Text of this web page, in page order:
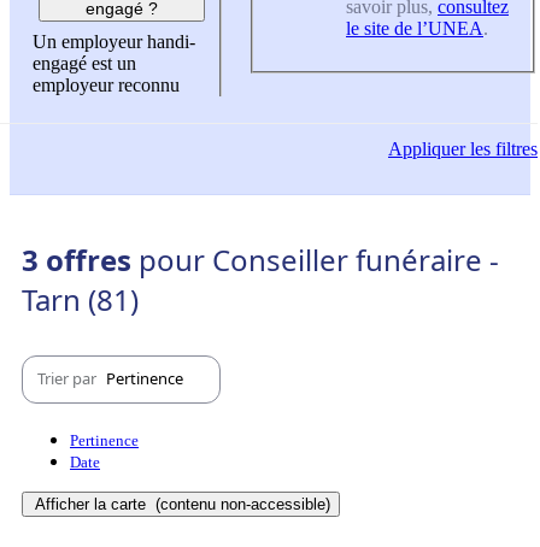
engagé ?
Un employeur handi-
engagé est un
employeur reconnu
savoir plus, consultez
le site de l’UNEA.
Appliquerles filtres
3 offres pour Conseiller funéraire -
Tarn (81)
Trier par Pertinence
Pertinence
Date
Afficher la carte (contenu non-accessible)